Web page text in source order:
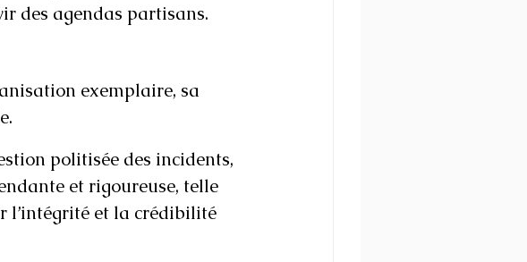
des agendas partisans.
exemplaire, sa
politisée des incidents,
et rigoureuse, telle
l’intégrité et la crédibilité